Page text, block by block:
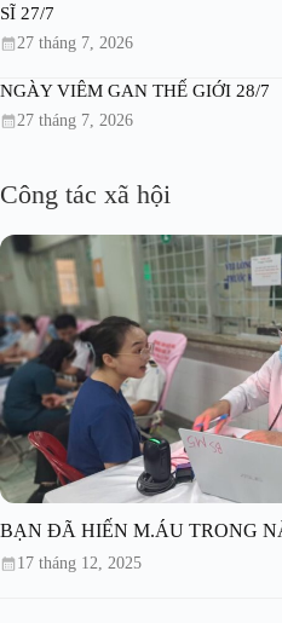
SĨ 27/7
27 tháng 7, 2026
NGÀY VIÊM GAN THẾ GIỚI 28/7
27 tháng 7, 2026
Công tác xã hội
BẠN ĐÃ HIẾN M.ÁU TRONG
17 tháng 12, 2025